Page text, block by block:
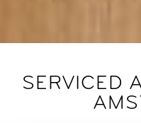
SERVICED